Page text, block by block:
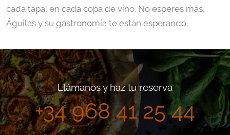
cada tapa, en cada copa de vino. No esperes más,
Águilas y su gastronomía te están esperando.
Llámanos y haz tu reserva
+34 968 41 25 44